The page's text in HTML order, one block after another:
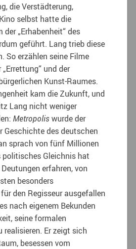
die Verstädterung,
selbst hatte die
der „Erhabenheit“ des
geführt. Lang trieb diese
So erzählen seine Filme
und der
Kunst-Raumes.
kam die Zukunft, und
Lang nicht weniger
Metropoliswurde der
Geschichte des deutschen
sprach von fünf Millionen
politisches Gleichnis hat
erfahren, von
besonders
den Regisseur ausgefallen
nach eigenem Bekunden
seine formalen
realisieren. Er zeigt sich
besessen vom